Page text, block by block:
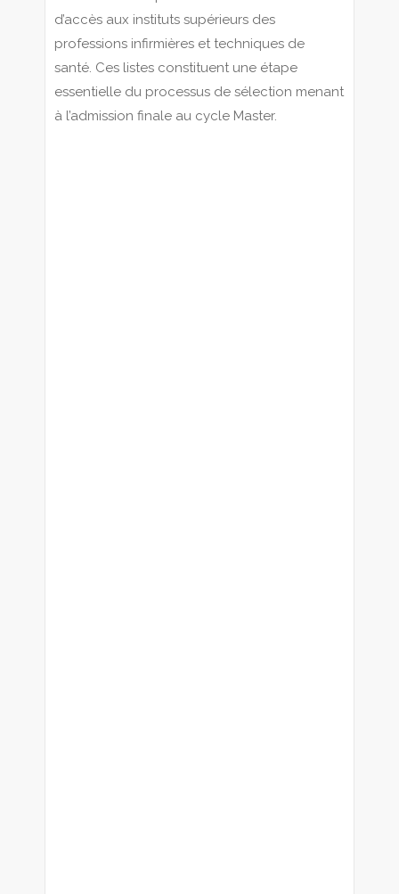
d’accès aux instituts supérieurs des
professions infirmières et techniques de
santé. Ces listes constituent une étape
essentielle du processus de sélection menant
à l’admission finale au cycle Master.